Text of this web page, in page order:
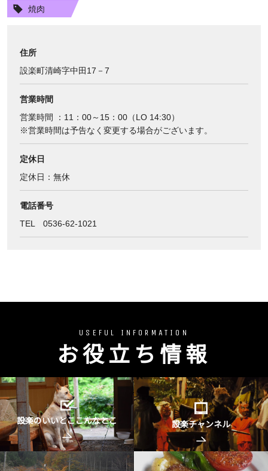
焼肉
住所
設楽町清崎字中田17－7
営業時間
営業時間 ：11：00～15：00（LO 14:30）
※営業時間は予告なく変更する場合がございます。
定休日
定休日：無休
電話番号
TEL 0536-62-1021
USEFUL INFORMATION
お役立ち情報
設楽のいいとここんなとこ 設楽チャンネル